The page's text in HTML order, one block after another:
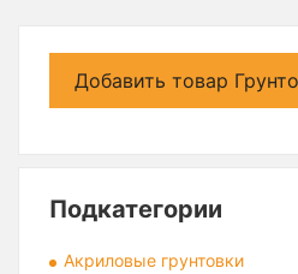
Добавить товар
Подкатегории
Акриловые грунтовки